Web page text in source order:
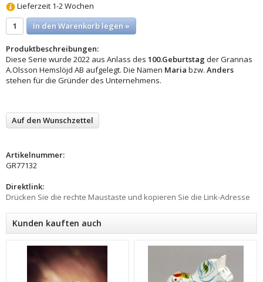
Lieferzeit 1-2 Wochen
In den Warenkorb legen »
Produktbeschreibungen:
Diese Serie wurde 2022 aus Anlass des 100.Geburtstag der Grannas
A.Olsson Hemslöjd AB aufgelegt. Die Namen Maria bzw. Anders
stehen für die Gründer des Unternehmens.
Auf den Wunschzettel
Artikelnummer:
GR77132
Direktlink:
Drücken Sie die rechte Maustaste und kopieren Sie die Link-Adresse
Kunden kauften auch